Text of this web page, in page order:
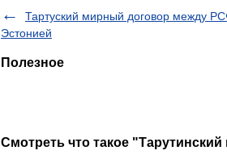
Тартуский мирный договор между
Эстонией
Полезное
Смотреть что такое